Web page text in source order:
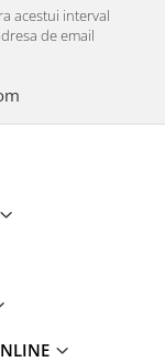
acestui interval
de email